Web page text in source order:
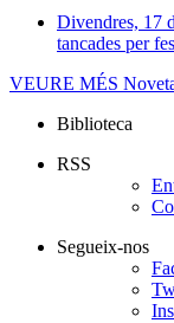
Divendres, 17
tancades per
VEURE MÉS
Biblioteca
RSS
Segueix-nos